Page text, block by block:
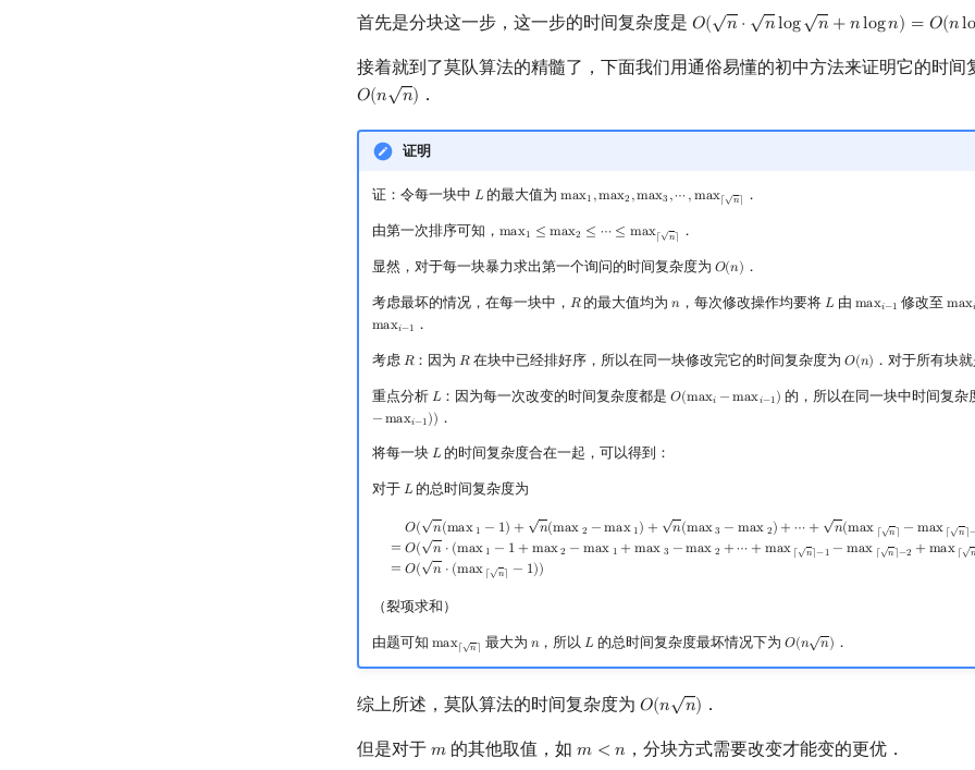
首先是分块这一步，这一步的时间复杂度是 𝑂(
√
𝑛 ⋅
√
𝑛log
√
𝑛 +𝑛log𝑛) = 𝑂(𝑛lo
O(n⋅nlogn+nlogn)= O (nlogn)
接着就到了莫队算法的精髓了，下面我们用通俗易懂的初中方法来证明它的时间
𝑂(𝑛
√
𝑛)
O(nn) ．
证明
证：令每一块中 𝐿
L 的最大值为max1 ,max2 ,max3 ,⋯ ,max⌈
√
𝑛⌉
max1 ,max2 ,max3, ⋯, max⌈n⌉ ．
由第一次排序可知， max1 ≤ max2 ≤ ⋯ ≤ max⌈
√
𝑛⌉
max1 ≤max2≤⋯≤ max⌈ n⌉ ．
显然，对于每一块暴力求出第一个询问的时间复杂度为 𝑂(𝑛)
O(n) ．
考虑最坏的情况，在每一块中， 𝑅
R的最大值均为𝑛
n，每次修改操作均要将 𝐿
L 由 max𝑖−1
maxi−1 修改至max𝑖
maxi
max𝑖−1
maxi−1 ．
考虑 𝑅
R：因为 𝑅
R在块中已经排好序，所以在同一块修改完它的时间复杂度为 𝑂(𝑛)
O(n) ．对于所有块
重点分析 𝐿
L ：因为每一次改变的时间复杂度都是𝑂(max𝑖 −max𝑖−1)
O(maxi−maxi−1) 的，所以在同一块中时间复杂
−max𝑖−1)) ．
将每一块 𝐿
L 的时间复杂度合在一起，可以得到：
对于 𝐿
L 的总时间复杂度为
𝑂(
√
𝑛(max 1 − 1) +
√
𝑛(max 2 −max 1) +
√
𝑛(max3 − max 2) + ⋯ +
√
𝑛(max ⌈
√
𝑛 ⌉ − max ⌈
√
𝑛 ⌉
= 𝑂(
√
𝑛 ⋅ (max 1 − 1 + max2 − max 1 + max 3 −max 2 +⋯ + max ⌈
√
𝑛⌉−1 − max ⌈
√
𝑛 ⌉−2 + max ⌈
√
𝑛
= 𝑂(
√
𝑛 ⋅ (max ⌈
√
𝑛⌉ − 1))
max1−1)+n(max2−max1)+n(max 3− max2) + ⋯ +n(max⌈n ⌉−max⌈n⌉ −1) )= O( n⋅(max1−1+ max2−max 1+
（裂项求和）
由题可知 max⌈
√
𝑛 ⌉
max⌈n⌉ 最大为 𝑛
n，所以𝐿
L 的总时间复杂度最坏情况下为 𝑂(𝑛 √𝑛)
O(nn) ．
综上所述，莫队算法的时间复杂度为 𝑂(𝑛
√
𝑛)
O(nn) ．
但是对于 𝑚
m 的其他取值，如𝑚 < 𝑛
m <n ，分块方式需要改变才能变的更优．